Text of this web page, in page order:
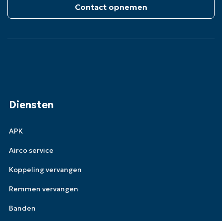
Contact opnemen
Diensten
APK
Airco service
Koppeling vervangen
Remmen vervangen
Banden